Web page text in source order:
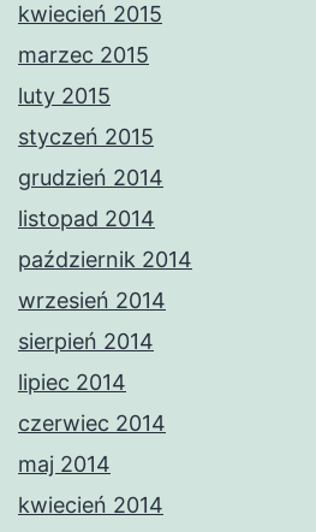
kwiecień 2015
marzec 2015
luty 2015
styczeń 2015
grudzień 2014
listopad 2014
październik 2014
wrzesień 2014
sierpień 2014
lipiec 2014
czerwiec 2014
maj 2014
kwiecień 2014